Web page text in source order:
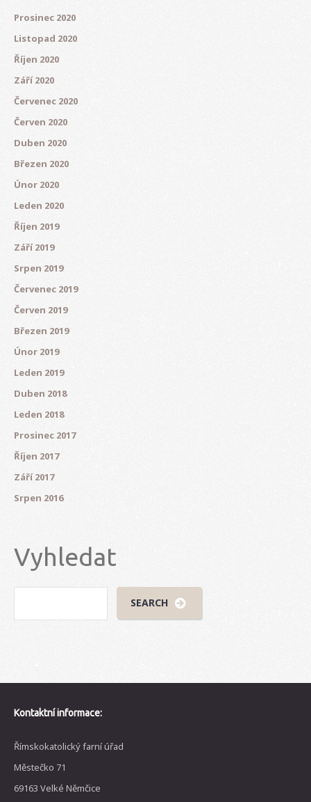
Prosinec 2020
Listopad 2020
Říjen 2020
Září 2020
Červenec 2020
Červen 2020
Duben 2020
Březen 2020
Únor 2020
Leden 2020
Říjen 2019
Září 2019
Srpen 2019
Červenec 2019
Červen 2019
Březen 2019
Únor 2019
Leden 2019
Duben 2018
Leden 2018
Prosinec 2017
Říjen 2017
Září 2017
Srpen 2016
Vyhledat
Kontaktní informace:
Římskokatolický farní úřad
Městečko 71
69163 Velké Němčice